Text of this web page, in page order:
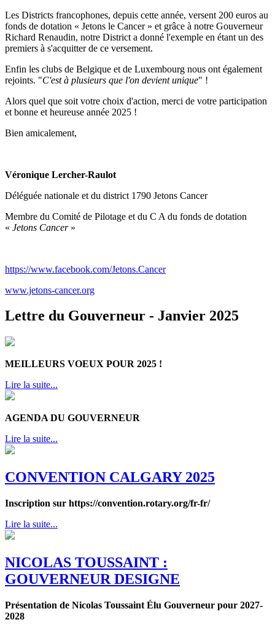
Les Districts francophones, depuis cette année, versent 200 euros au
fonds de dotation « Jetons le Cancer » et grâce à notre Gouverneur
Richard Renaudin, notre District a donné l'exemple en étant un des
premiers à s'acquitter de ce versement.
Enfin les clubs de Belgique et de Luxembourg nous ont également
rejoints. "C'est à plusieurs que l'on devient unique" !
Alors quel que soit votre choix d'action, merci de votre participation
et bonne et heureuse année 2025 !
Bien amicalement,
Véronique Lercher-Raulot
Déléguée nationale et du district 1790 Jetons Cancer
Membre du Comité de Pilotage et du C A du fonds de dotation
« Jetons Cancer »
https://www.facebook.com/Jetons.Cancer
www.jetons-cancer.org
Lettre du Gouverneur - Janvier 2025
MEILLEURS VOEUX POUR 2025 !
Lire la suite...
AGENDA DU GOUVERNEUR
Lire la suite...
CONVENTION CALGARY 2025
Inscription sur https://convention.rotary.org/fr-fr/
Lire la suite...
NICOLAS TOUSSAINT :
GOUVERNEUR DESIGNE
Présentation de Nicolas Toussaint Élu Gouverneur pour 2027-
2028